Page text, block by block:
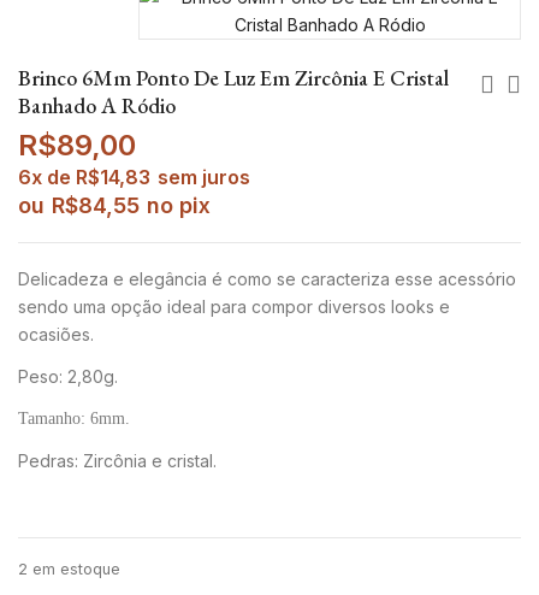
Brinco 6Mm Ponto De Luz Em Zircônia E Cristal
Banhado A Ródio
R$89,00
6x de R$14,83 sem juros
ou R$84,55 no pix
Delicadeza e elegância é como se caracteriza esse acessório
sendo uma opção ideal para compor diversos looks e
ocasiões.
Peso: 2,80g.
Tamanho: 6mm.
Pedras: Zircônia e cristal.
2 em estoque